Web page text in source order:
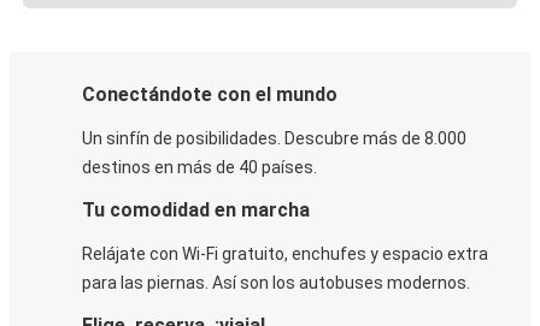
Conectándote con el mundo
Un sinfín de posibilidades. Descubre más de 8.000
destinos en más de 40 países.
Tu comodidad en marcha
Relájate con Wi-Fi gratuito, enchufes y espacio extra
para las piernas. Así son los autobuses modernos.